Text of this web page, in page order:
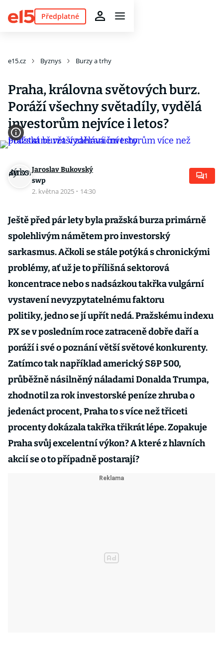
Předplatné
e15.cz Byznys Burzy a trhy
Praha, královna světových burz.
Poráží všechny světadíly, vydělá
investorům nejvíce i letos?
Jaroslav Bukovský
swp
2. května 2025 · 14:30
1
Ještě před pár lety byla pražská burza primárně
spolehlivým námětem pro investorský
sarkasmus. Ačkoli se stále potýká s chronickými
problémy, ať už je to přílišná sektorová
koncentrace nebo s nadsázkou takřka vulgární
vystavení nevyzpytatelnému faktoru
politiky, jedno se jí upřít nedá. Pražskému indexu
PX se v posledním roce zatraceně dobře daří a
poráží i své o poznání větší světové konkurenty.
Zatímco tak například americký S&P 500,
průběžně násilněný náladami Donalda Trumpa,
zhodnotil za rok investorské peníze zhruba o
jedenáct procent, Praha to s více než třiceti
procenty dokázala takřka třikrát lépe. Zopakuje
Praha svůj excelentní výkon? A které z hlavních
akcií se o to případně postarají?